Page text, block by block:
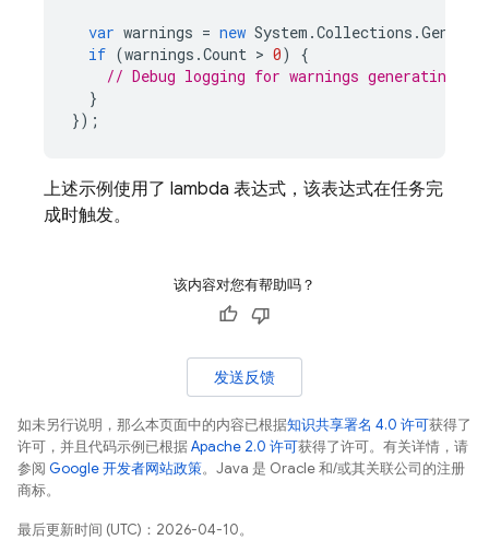
var warnings = new System .Collections .Generic
if (warnings .Count > 0)
{
// Debug logging for warnings generating
}
});
上述示例使用了 lambda 表达式，该表达式在任务完
成时触发。
该内容对您有帮助吗？
发送反馈
如未另行说明，那么本页面中的内容已根据知识共享署名 4.0 许可获得了
许可，并且代码示例已根据Apache 2.0 许可获得了许可。有关详情，请
参阅 Google 开发者网站政策。Java 是 Oracle 和/或其关联公司的注册
商标。
最后更新时间 (UTC)：2026-04-10。